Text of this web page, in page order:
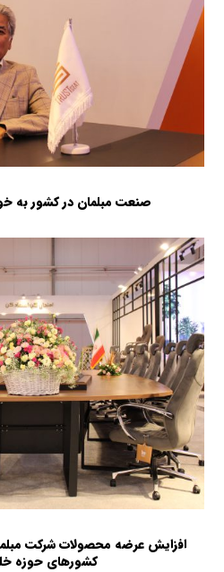
صنعت مبلمان در کشور به
افزایش عرضه محصولات شرکت
کشورهای حوزه